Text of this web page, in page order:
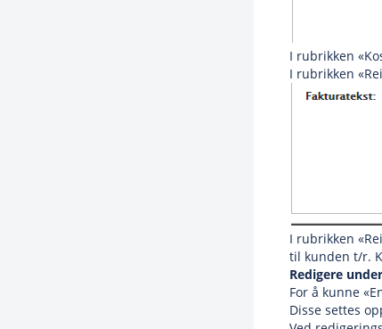
I rubrikken
I rubrikken
I rubrikken
til kunden t/r.
Redigere
For å kunne
Disse settes